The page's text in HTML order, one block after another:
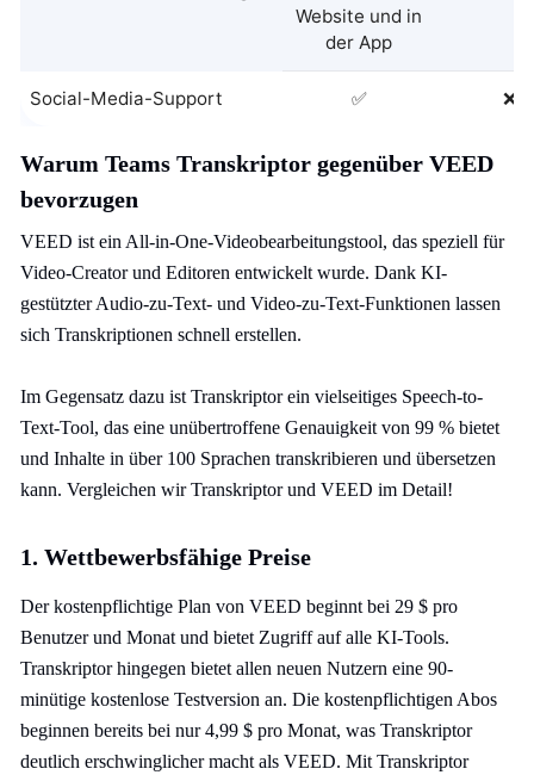
Website und in
der App
Social-Media-Support ✅ ❌
Warum Teams Transkriptor gegenüber VEED
bevorzugen
VEED ist ein All-in-One-Videobearbeitungstool, das speziell für
Video-Creator und Editoren entwickelt wurde. Dank KI-
gestützter Audio-zu-Text- und Video-zu-Text-Funktionen lassen
sich Transkriptionen schnell erstellen.
Im Gegensatz dazu ist Transkriptor ein vielseitiges Speech-to-
Text-Tool, das eine unübertroffene Genauigkeit von 99 % bietet
und Inhalte in über 100 Sprachen transkribieren und übersetzen
kann. Vergleichen wir Transkriptor und VEED im Detail!
1. Wettbewerbsfähige Preise
Der kostenpflichtige Plan von VEED beginnt bei 29 $ pro
Benutzer und Monat und bietet Zugriff auf alle KI-Tools.
Transkriptor hingegen bietet allen neuen Nutzern eine 90-
minütige kostenlose Testversion an. Die kostenpflichtigen Abos
beginnen bereits bei nur 4,99 $ pro Monat, was Transkriptor
deutlich erschwinglicher macht als VEED. Mit Transkriptor